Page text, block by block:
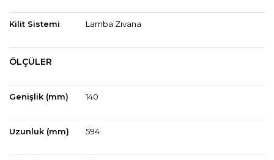
Kilit Sistemi Lamba Zıvana
ÖLÇÜLER
Genişlik (mm) 140
Uzunluk (mm) 594